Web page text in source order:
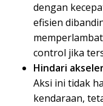
dengan
efisien
control jika
Hindari
Aksi ini tidak
kendaraan,